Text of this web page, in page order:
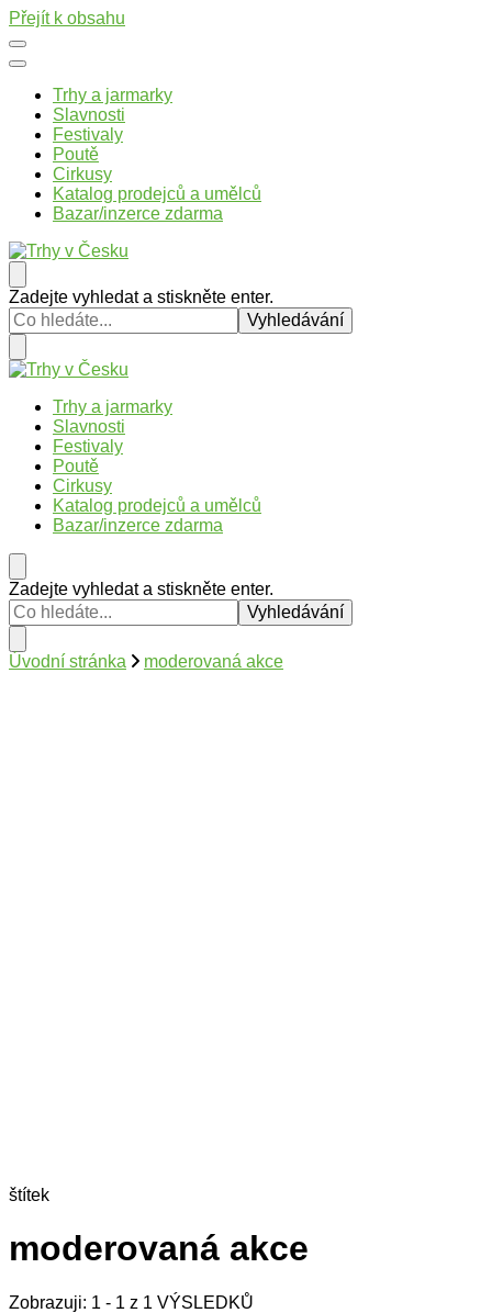
Přejít k obsahu
Trhy a jarmarky
Slavnosti
Festivaly
Poutě
Cirkusy
Katalog prodejců a umělců
Bazar/inzerce zdarma
Trhy v Česku
Trhy, jarmarky, slavnosti a poutě v České republice
Hledáte
něco
?
Zadejte vyhledat a stiskněte enter.
Trhy v Česku
Trhy, jarmarky, slavnosti a poutě v České republice
Trhy a jarmarky
Slavnosti
Festivaly
Poutě
Cirkusy
Katalog prodejců a umělců
Bazar/inzerce zdarma
Hledáte
něco
?
Zadejte vyhledat a stiskněte enter.
Úvodní stránka moderovaná akce
štítek
moderovaná akce
Zobrazuji: 1 - 1 z 1 VÝSLEDKŮ